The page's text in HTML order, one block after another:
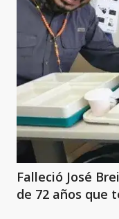
Falleció José
de 72 años que